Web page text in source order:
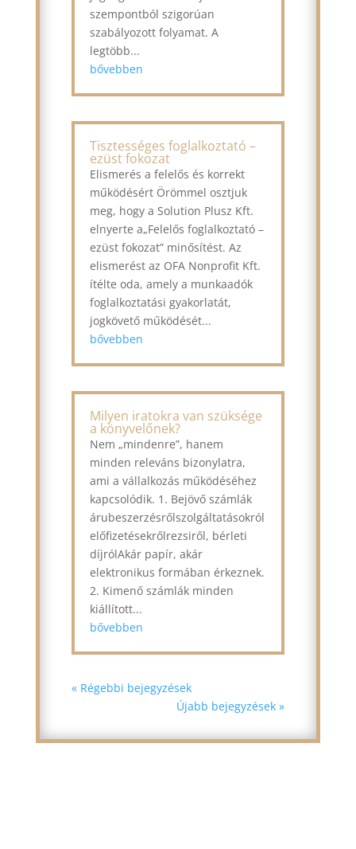
szempontból szigorúan
szabályozott folyamat. A
legtöbb...
bővebben
Tisztességes foglalkoztató –
ezüst fokozat
Elismerés a felelős és korrekt
működésért Örömmel osztjuk
meg, hogy a Solution Plusz Kft.
elnyerte a„Felelős foglalkoztató –
ezüst fokozat” minősítést. Az
elismerést az OFA Nonprofit Kft.
ítélte oda, amely a munkaadók
foglalkoztatási gyakorlatát,
jogkövető működését...
bővebben
Milyen iratokra van szüksége
a könyvelőnek?
Nem „mindenre”, hanem
minden releváns bizonylatra,
ami a vállalkozás működéséhez
kapcsolódik. 1. Bejövő számlák
árubeszerzésrőlszolgáltatásokról
előfizetésekrőlrezsiről, bérleti
díjrólAkár papír, akár
elektronikus formában érkeznek.
2. Kimenő számlák minden
kiállított...
bővebben
« Régebbi bejegyzések
Újabb bejegyzések »